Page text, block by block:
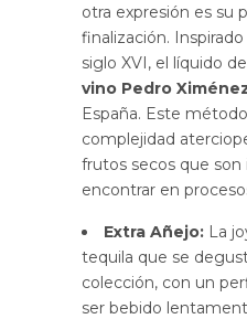
otra expresión es su
finalización.
siglo XVI, el líquido
vino Pedro
España. Este
complejidad
frutos secos que son
encontrar en
Extra Añejo: La
tequila que se
colección, con un
ser bebido